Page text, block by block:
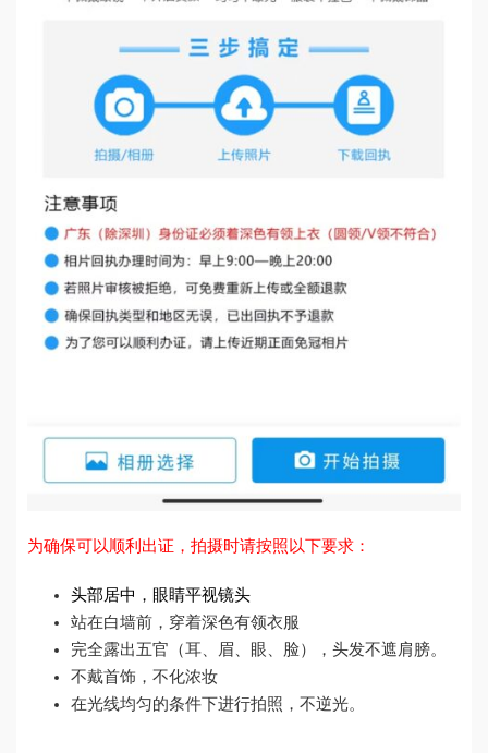
为确保可以顺利出证，拍摄时请按照以下要求：
头部居中，眼睛平视镜头
站在白墙前，穿着深色有领衣服
完全露出五官（耳、眉、眼、脸），头发不遮肩膀。
不戴首饰，不化浓妆
在光线均匀的条件下进行拍照，不逆光。